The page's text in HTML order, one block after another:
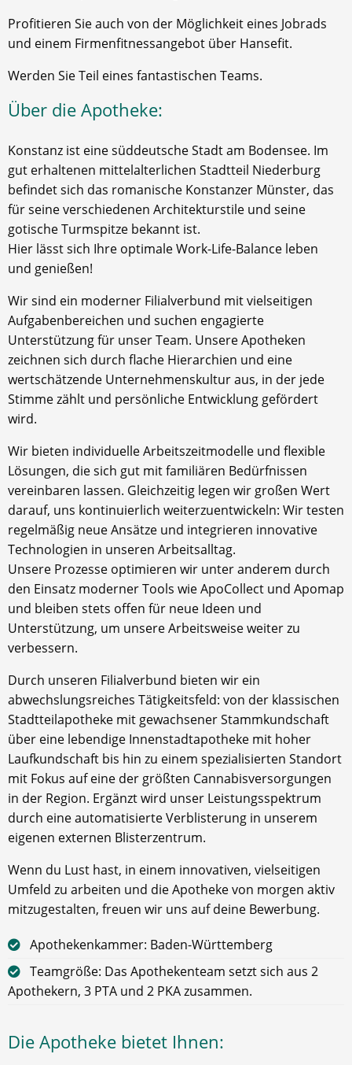
Profitieren Sie auch von der Möglichkeit eines Jobrads
und einem Firmenfitnessangebot über Hansefit.
Werden Sie Teil eines fantastischen Teams.
Über die Apotheke:
Konstanz ist eine süddeutsche Stadt am Bodensee. Im
gut erhaltenen mittelalterlichen Stadtteil Niederburg
befindet sich das romanische Konstanzer Münster, das
für seine verschiedenen Architekturstile und seine
gotische Turmspitze bekannt ist.
Hier lässt sich Ihre optimale Work-Life-Balance leben
und genießen!
Wir sind ein moderner Filialverbund mit vielseitigen
Aufgabenbereichen und suchen engagierte
Unterstützung für unser Team. Unsere Apotheken
zeichnen sich durch flache Hierarchien und eine
wertschätzende Unternehmenskultur aus, in der jede
Stimme zählt und persönliche Entwicklung gefördert
wird.
Wir bieten individuelle Arbeitszeitmodelle und flexible
Lösungen, die sich gut mit familiären Bedürfnissen
vereinbaren lassen. Gleichzeitig legen wir großen Wert
darauf, uns kontinuierlich weiterzuentwickeln: Wir testen
regelmäßig neue Ansätze und integrieren innovative
Technologien in unseren Arbeitsalltag.
Unsere Prozesse optimieren wir unter anderem durch
den Einsatz moderner Tools wie ApoCollect und Apomap
und bleiben stets offen für neue Ideen und
Unterstützung, um unsere Arbeitsweise weiter zu
verbessern.
Durch unseren Filialverbund bieten wir ein
abwechslungsreiches Tätigkeitsfeld: von der klassischen
Stadtteilapotheke mit gewachsener Stammkundschaft
über eine lebendige Innenstadtapotheke mit hoher
Laufkundschaft bis hin zu einem spezialisierten Standort
mit Fokus auf eine der größten Cannabisversorgungen
in der Region. Ergänzt wird unser Leistungsspektrum
durch eine automatisierte Verblisterung in unserem
eigenen externen Blisterzentrum.
Wenn du Lust hast, in einem innovativen, vielseitigen
Umfeld zu arbeiten und die Apotheke von morgen aktiv
mitzugestalten, freuen wir uns auf deine Bewerbung.
Apothekenkammer: Baden-Württemberg
Teamgröße: Das Apothekenteam setzt sich aus 2
Apothekern, 3 PTA und 2 PKA zusammen.
Die Apotheke bietet Ihnen: